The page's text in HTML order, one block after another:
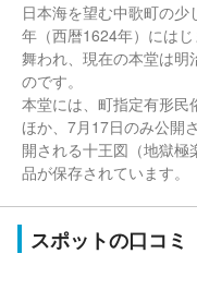
日本海を望む中歌町の
年（西暦1624年）には
舞われ、現在の本堂は明
のです。
本堂には、町指定有形民
ほか、7月17日のみ公開
開される十王図（地獄
品が保存されています。
スポットの口コミ